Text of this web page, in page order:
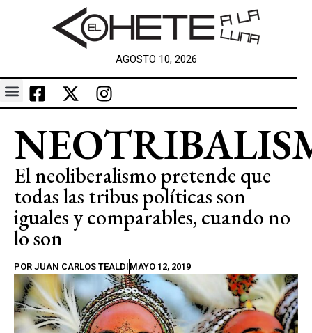
AGOSTO 10, 2026
El neoliberalismo pretende que
todas las tribus políticas son
iguales y comparables, cuando no
lo son
POR JUAN CARLOS TEALDI MAYO 12, 2019